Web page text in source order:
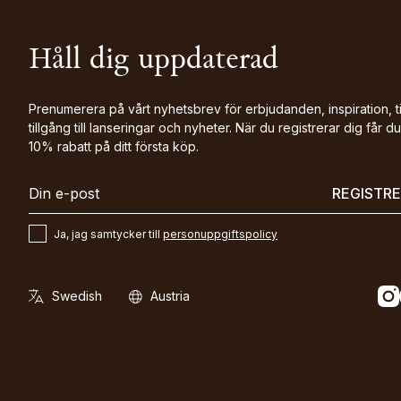
Håll dig uppdaterad
Prenumerera på vårt nyhetsbrev för erbjudanden, inspiration,
tillgång till lanseringar och nyheter. När du registrerar dig får du
10% rabatt på ditt första köp.
Ja, jag samtycker till personuppgiftspolicy